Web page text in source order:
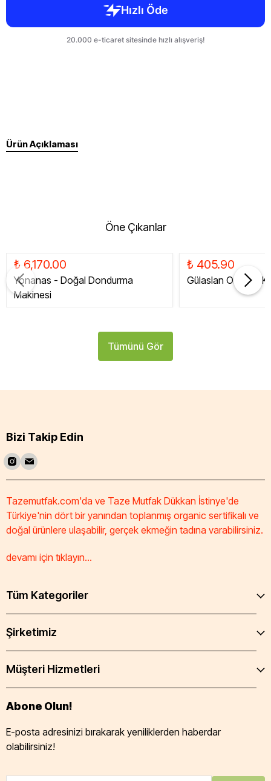
Ürün Açıklaması
Öne Çıkanlar
₺ 6,170.00
Yonanas - Doğal Dondurma
Makinesi
₺ 405.90
Gülaslan Organik
Tümünü Gör
Bizi Takip Edin
Tazemutfak.com'da ve Taze Mutfak Dükkan İstinye'de
Türkiye'nin dört bir yanından toplanmış organic sertifikalı ve
doğal ürünlere ulaşabilir, gerçek ekmeğin tadına varabilirsiniz.
devamı için tıklayın...
Tüm Kategoriler
Şirketimiz
Müşteri Hizmetleri
Abone Olun!
E-posta adresinizi bırakarak yeniliklerden haberdar
olabilirsiniz!